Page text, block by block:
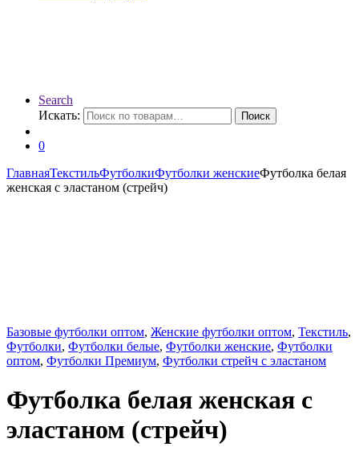
Search
Искать:
Поиск
0
ГлавнаяТекстильФутболкиФутболки женскиеФутболка белая
женская с эластаном (стрейч)
Базовые футболки оптом, Женские футболки оптом, Текстиль,
Футболки, Футболки белые, Футболки женские, Футболки
оптом, Футболки Премиум, Футболки стрейч с эластаном
Футболка белая женская с
эластаном (стрейч)